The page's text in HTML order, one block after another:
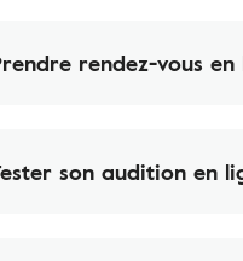
rendez-vous en
son audition en